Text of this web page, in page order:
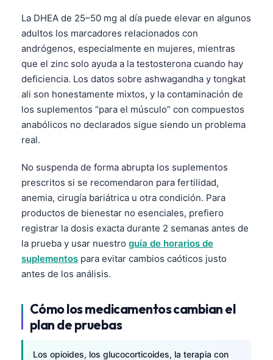
La DHEA de 25–50 mg al día puede elevar en algunos
adultos los marcadores relacionados con
andrógenos, especialmente en mujeres, mientras
que el zinc solo ayuda a la testosterona cuando hay
deficiencia. Los datos sobre ashwagandha y tongkat
ali son honestamente mixtos, y la contaminación de
los suplementos “para el músculo” con compuestos
anabólicos no declarados sigue siendo un problema
real.
No suspenda de forma abrupta los suplementos
prescritos si se recomendaron para fertilidad,
anemia, cirugía bariátrica u otra condición. Para
productos de bienestar no esenciales, prefiero
registrar la dosis exacta durante 2 semanas antes de
la prueba y usar nuestro guía de horarios de
suplementos para evitar cambios caóticos justo
antes de los análisis.
Cómo los medicamentos cambian el
plan de pruebas
Los opioides, los glucocorticoides, la terapia con
Latviešu valoda
Македонски јазик
Euskara
Occitan
العربية المغربية
Afrikaans
Монгол
ພາສາລາວ
Basa Jawa
ئۇيغۇرچە
Кыргызча
Татар теле
Беларуская мова
Esperanto
Frysk